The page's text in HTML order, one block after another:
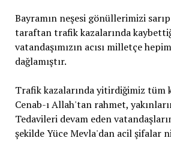
Bayramın neşesi gönüllerimizi
taraftan trafik kazalarında
vatandaşımızın acısı milletçe
dağlamıştır.
Trafik kazalarında yitirdiğimiz tüm
Cenab-ı Allah'tan rahmet,
Tedavileri devam eden
şekilde Yüce Mevla'dan acil şifalar